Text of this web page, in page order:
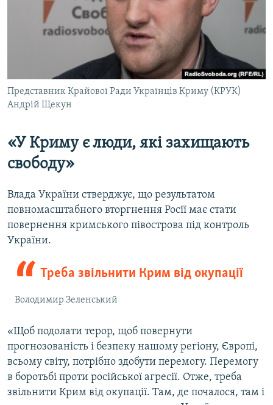
Представник Крайової Ради Українців Криму (КРУК)
Андрій Щекун
«У Криму є люди, які захищають
свободу»
Влада України стверджує, що результатом
повномасштабного вторгнення Росії має стати
повернення кримського півострова під контроль
України.
Треба звільнити Крим від окупації
Володимир Зеленський
«Щоб подолати терор, щоб повернути
прогнозованість і безпеку нашому регіону, Європі,
всьому світу, потрібно здобути перемогу. Перемогу
в боротьбі проти російської агресії. Отже, треба
звільнити Крим від окупації. Там, де почалося, там і